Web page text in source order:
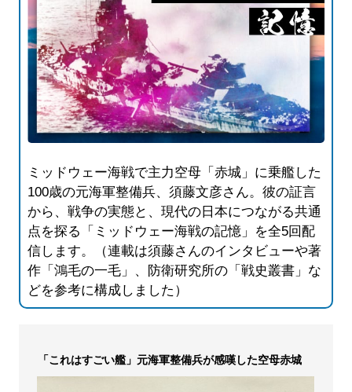
ミッドウェー海戦で主力空母「赤城」に乗艦した
100歳の元海軍整備兵、須藤文彦さん。彼の証言
から、戦争の実態と、現代の日本につながる共通
点を探る「ミッドウェー海戦の記憶」を全5回配
信します。（連載は須藤さんのインタビューや著
作「鴻毛の一毛」、防衛研究所の「戦史叢書」な
どを参考に構成しました）
「これはすごい艦」元海軍整備兵が感嘆した空母赤城